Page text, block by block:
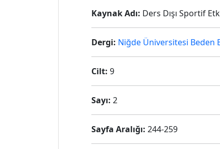
Kaynak Adı: Ders Dışı Sportif
Dergi: Niğde Üniversitesi Beden
Cilt: 9
Sayı: 2
Sayfa Aralığı: 244-259